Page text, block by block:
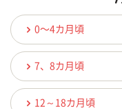
0〜4カ月頃
7、8カ月頃
12～18カ月頃